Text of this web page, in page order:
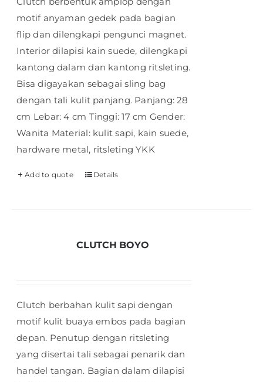
motif anyaman gedek pada bagian
flip dan dilengkapi pengunci magnet.
Interior dilapisi kain suede, dilengkapi
kantong dalam dan kantong ritsleting.
Bisa digayakan sebagai sling bag
dengan tali kulit panjang. Panjang: 28
cm Lebar: 4 cm Tinggi: 17 cm Gender:
Wanita Material: kulit sapi, kain suede,
hardware metal, ritsleting YKK
Add to quote Details
CLUTCH BOYO
Clutch berbahan kulit sapi dengan
motif kulit buaya embos pada bagian
depan. Penutup dengan ritsleting
yang disertai tali sebagai penarik dan
handel tangan. Bagian dalam dilapisi